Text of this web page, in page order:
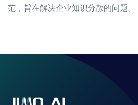
范，旨在解决企业知识分散的问题。